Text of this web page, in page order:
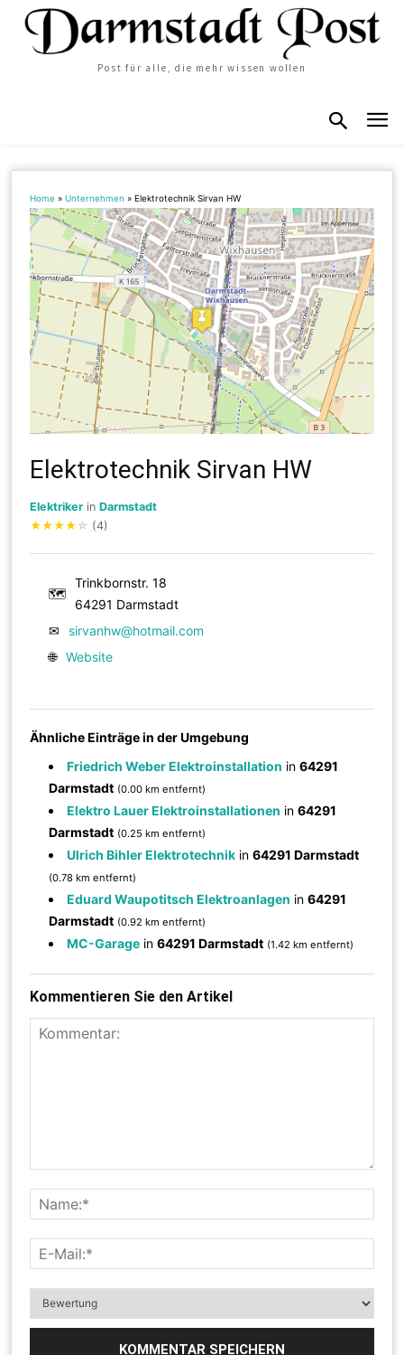
Post für alle, die mehr wissen wollen
Home »Unternehmen »Elektrotechnik Sirvan HW
Elektrotechnik Sirvan HW
Elektriker inDarmstadt
★★★★ ☆ (4)
🗺
Trinkbornstr. 18
64291 Darmstadt
✉
sirvanhw@hotmail.com
🌐 Website
Ähnliche Einträge in der Umgebung
Friedrich Weber Elektroinstallation in64291
Darmstadt (0.00 km entfernt)
Elektro Lauer Elektroinstallationen in64291
Darmstadt (0.25 km entfernt)
Ulrich Bihler Elektrotechnik in64291 Darmstadt
(0.78 km entfernt)
Eduard Waupotitsch Elektroanlagen in64291
Darmstadt (0.92 km entfernt)
MC-Garage in64291 Darmstadt (1.42 km entfernt)
Kommentieren Sie den Artikel